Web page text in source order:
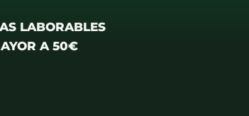
LABORABLES
A 50€